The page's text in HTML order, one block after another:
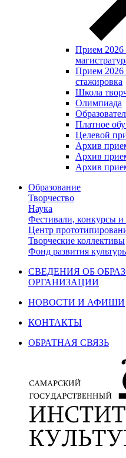
Прием 2026
Прием 2026
стажировка
Школа
Олимпиада
Платное
Целевой
Архив
Архив
Архив
Образование
Творчество
Наука
Фестивали, конкурсы
Центр
Творческие коллективы
Фонд развития
СВЕДЕНИЯ ОБ
ОРГАНИЗАЦИИ
НОВОСТИ И АФИШИ
КОНТАКТЫ
ОБРАТНАЯ СВЯЗЬ